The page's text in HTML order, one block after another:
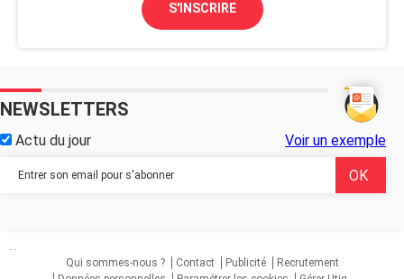
S'INSCRIRE
NEWSLETTERS
Actu du jour Voir un exemple
...
Qui sommes-nous ?
Contact Publicité
Recrutement